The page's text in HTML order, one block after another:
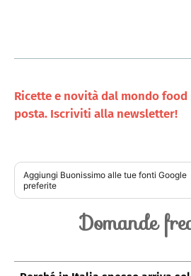
Ricette e novità dal mondo
posta. Iscriviti alla newsletter!
Aggiungi Buonissimo alle tue fonti Google
preferite
Domande